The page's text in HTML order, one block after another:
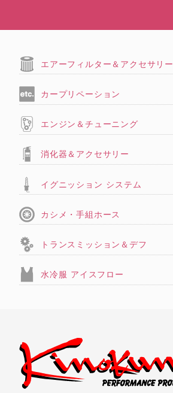
エアーフィルター＆アクセサリー
カープリペーション
エンジン＆チューニング
消化器＆アクセサリー
イグニッション システム
カシメ・手組ホース
トランスミッション＆デフ
水冷服 アイスフロー